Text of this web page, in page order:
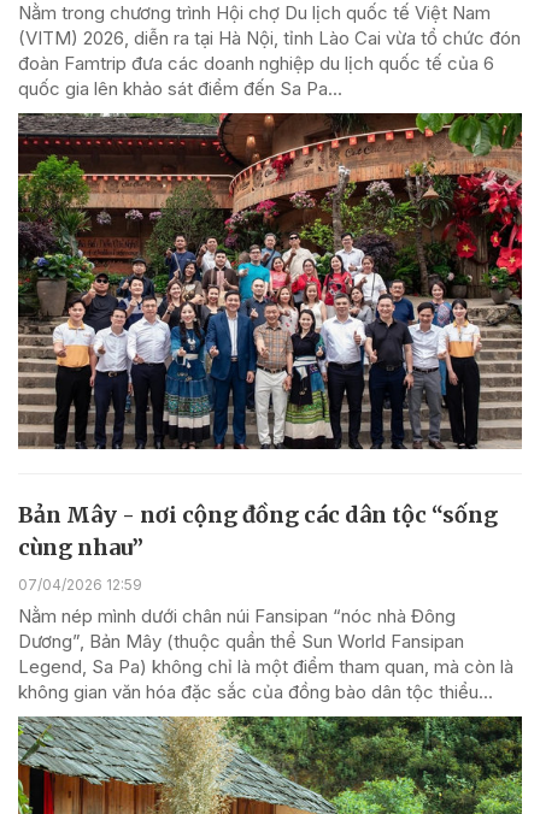
Nằm trong chương trình Hội chợ Du lịch quốc tế Việt Nam
(VITM) 2026, diễn ra tại Hà Nội, tỉnh Lào Cai vừa tổ chức đón
đoàn Famtrip đưa các doanh nghiệp du lịch quốc tế của 6
quốc gia lên khảo sát điểm đến Sa Pa...
Bản Mây - nơi cộng đồng các dân tộc “sống
cùng nhau”
07/04/2026 12:59
Nằm nép mình dưới chân núi Fansipan “nóc nhà Đông
Dương”, Bản Mây (thuộc quần thể Sun World Fansipan
Legend, Sa Pa) không chỉ là một điểm tham quan, mà còn là
không gian văn hóa đặc sắc của đồng bào dân tộc thiểu...